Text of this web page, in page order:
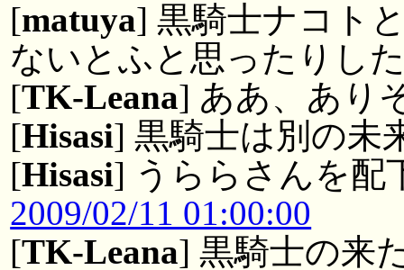
[matuya] 黒騎士ナコト
ないとふと思ったりし
[TK-Leana] ああ、あり
[Hisasi] 黒騎士は別の未
[Hisasi] うららさんを配
2009/02/11 01:00:00
[TK-Leana] 黒騎士の来